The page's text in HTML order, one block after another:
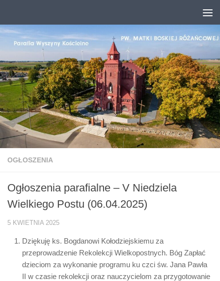
OGŁOSZENIA
Ogłoszenia parafialne – V Niedziela
Wielkiego Postu (06.04.2025)
5 KWIETNIA 2025
Dziękuję ks. Bogdanowi Kołodziejskiemu za
przeprowadzenie Rekolekcji Wielkopostnych. Bóg Zapłać
dzieciom za wykonanie programu ku czci św. Jana Pawła
II w czasie rekolekcji oraz nauczycielom za przygotowanie